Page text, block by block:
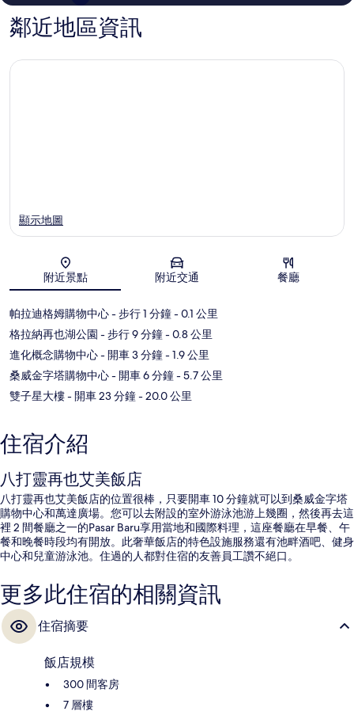
鄰近地區資訊
地圖
顯示地圖
附近景點 附近交通 餐廳
帕拉迪格姆購物中心- 步行 1 分鐘- 0.1 公里
格拉納再也湖公園 - 步行 9 分鐘- 0.8 公里
進化概念購物中心- 開車 3 分鐘- 1.9 公里
桑威金字塔購物中心- 開車 6 分鐘- 5.7 公里
雙子星大樓- 開車 23 分鐘- 20.0 公里
住宿介紹
八打靈再也艾美飯店
八打靈再也艾美飯店的位置很棒，只要開車 10 分鐘就可以到桑威金字塔
購物中心和萬達廣場。您可以去附設的室外游泳池游上幾圈，然後再去這
裡 2 間餐廳之一的Pasar Baru享用當地和國際料理，這座餐廳在早餐、午
餐和晚餐時段均有開放。此奢華飯店的特色設施服務還有池畔酒吧、健身
中心和兒童游泳池。住過的人都對住宿的友善員工讚不絕口。
更多此住宿的相關資訊
住宿摘要
飯店規模
300 間客房
7 層樓